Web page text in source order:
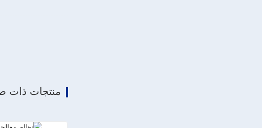
منتجات ذات